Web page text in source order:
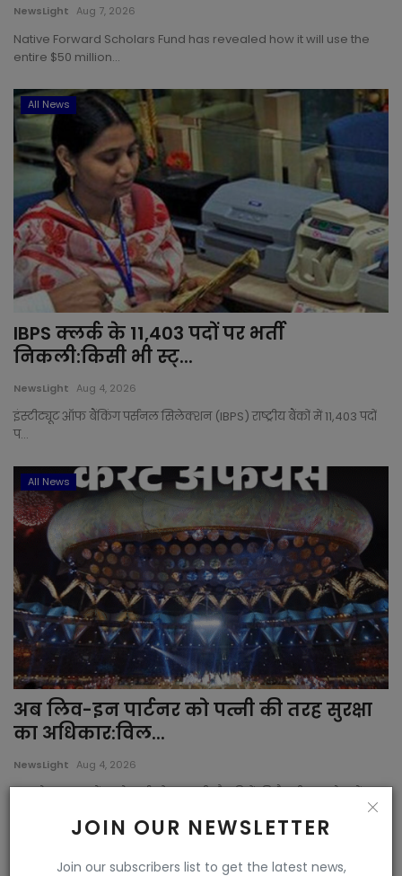
JOIN OUR NEWSLETTER
Join our subscribers list to get the latest news,
NewsLight Aug 7, 2026
Native Forward Scholars Fund has revealed how it will use the
entire $50 million...
All News
IBPS क्लर्क के 11,403 पदों पर भर्ती
निकली:किसी भी स्‍ट्...
NewsLight Aug 4, 2026
इंस्टीट्यूट ऑफ बैंकिंग पर्सनल सिलेक्शन (IBPS) राष्ट्रीय बैंकों में 11,403 पदों
प...
All News
अब लिव-इन पार्टनर को पत्नी की तरह सुरक्षा
का अधिकार:विल...
NewsLight Aug 4, 2026
आज के प्रमुख करेंट अफेयर्स, जो सरकारी नौकरियों की तैयारी कर रहे स्टूडेंट्स